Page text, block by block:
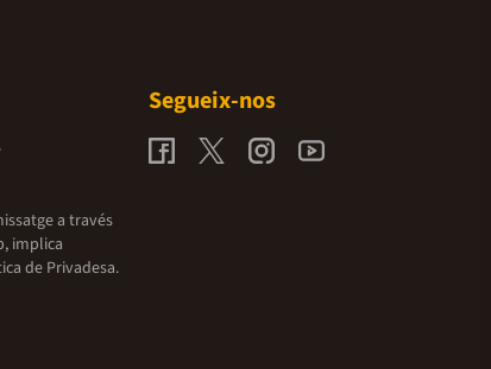
a través
implica
de Privadesa.
Segueix-nos